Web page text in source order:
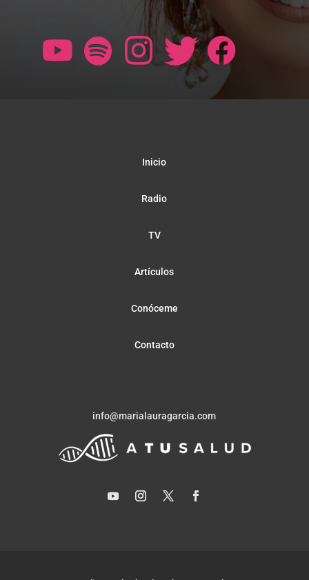
Inicio
Radio
TV
Artículos
Conóceme
Contacto
info@marialauragarcia.com